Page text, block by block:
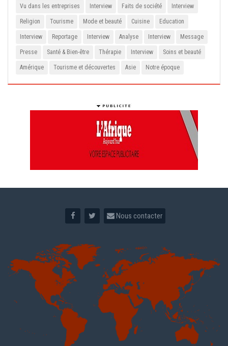
Vu dans les entreprises Interview Faits de société Interview
Religion Tourisme Mode et beauté Cuisine Education
Interview Reportage Interview Analyse Interview Message
Presse Santé & Bien-être Thérapie Interview Soins et beauté
Amérique Tourisme et découvertes Asie Notre époque
Nous contacter